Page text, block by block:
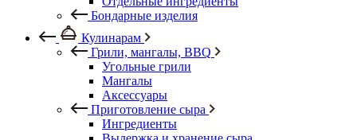
Бондарные изделия
Кулинарам
Грили, мангалы, BBQ
Угольные грили
Мангалы
Аксессуары
Приготовление сыра
Ингредиенты